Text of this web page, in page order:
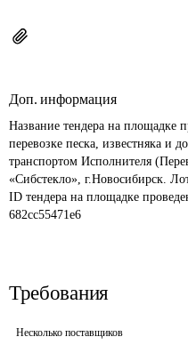
Доп. информация
Название тендера на площадке
перевозке песка, известняка и
транспортом Исполнителя
«Сибстекло», г.Новосибирск.
ID тендера на площадке
682cc55471e6
Требования
Несколько поставщиков